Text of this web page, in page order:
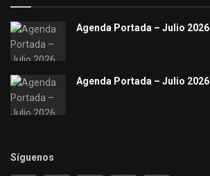
Agenda Portada – Julio 2026
Agenda Portada – Julio 2026
Síguenos